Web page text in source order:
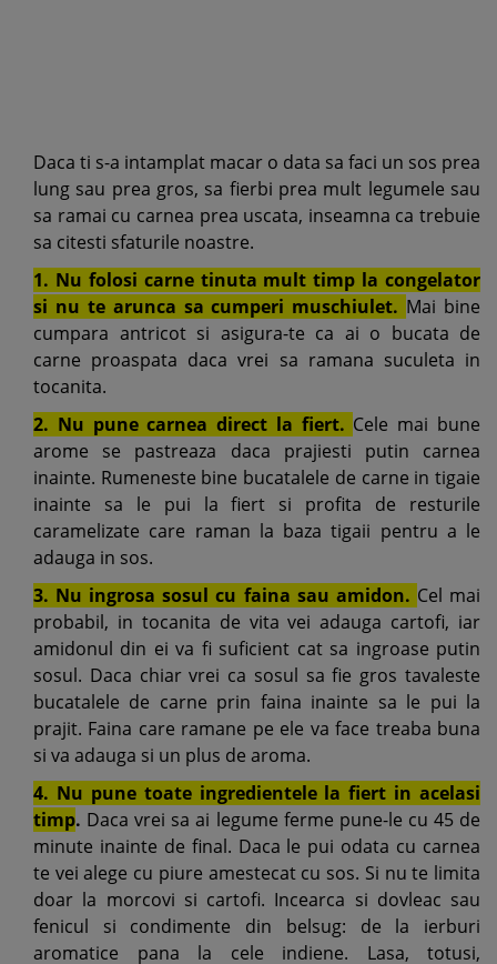
Daca ti s-a intamplat macar o data sa faci un sos prea
lung sau prea gros, sa fierbi prea mult legumele sau
sa ramai cu carnea prea uscata, inseamna ca trebuie
sa citesti sfaturile noastre.
1. Nu folosi carne tinuta mult timp la congelator
si nu te arunca sa cumperi muschiulet. Mai bine
cumpara antricot si asigura-te ca ai o bucata de
carne proaspata daca vrei sa ramana suculeta in
tocanita.
2. Nu pune carnea direct la fiert. Cele mai bune
arome se pastreaza daca prajiesti putin carnea
inainte. Rumeneste bine bucatalele de carne in tigaie
inainte sa le pui la fiert si profita de resturile
caramelizate care raman la baza tigaii pentru a le
adauga in sos.
3. Nu ingrosa sosul cu faina sau amidon. Cel mai
probabil, in tocanita de vita vei adauga cartofi, iar
amidonul din ei va fi suficient cat sa ingroase putin
sosul. Daca chiar vrei ca sosul sa fie gros tavaleste
bucatalele de carne prin faina inainte sa le pui la
prajit. Faina care ramane pe ele va face treaba buna
si va adauga si un plus de aroma.
4. Nu pune toate ingredientele la fiert in acelasi
timp. Daca vrei sa ai legume ferme pune-le cu 45 de
minute inainte de final. Daca le pui odata cu carnea
te vei alege cu piure amestecat cu sos. Si nu te limita
doar la morcovi si cartofi. Incearca si dovleac sau
fenicul si condimente din belsug: de la ierburi
aromatice pana la cele indiene. Lasa, totusi,